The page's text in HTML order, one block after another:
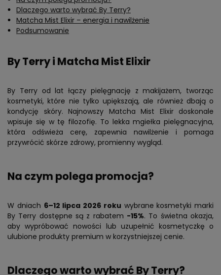
Dlaczego warto wybrać By Terry?
Matcha Mist Elixir – energia i nawilżenie
Podsumowanie
By Terry i Matcha Mist Elixir
By Terry od lat łączy pielęgnację z makijażem, tworząc
kosmetyki, które nie tylko upiększają, ale również dbają o
kondycję skóry. Najnowszy Matcha Mist Elixir doskonale
wpisuje się w tę filozofię. To lekka mgiełka pielęgnacyjna,
która odświeża cerę, zapewnia nawilżenie i pomaga
przywrócić skórze zdrowy, promienny wygląd.
Na czym polega promocja?
W dniach 6–12 lipca 2026 roku wybrane kosmetyki marki
By Terry dostępne są z rabatem -15%. To świetna okazja,
aby wypróbować nowości lub uzupełnić kosmetyczkę o
ulubione produkty premium w korzystniejszej cenie.
Dlaczego warto wybrać By Terry?